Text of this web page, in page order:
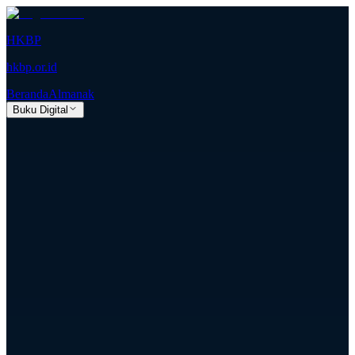
HKBP
hkbp.or.id
BerandaAlmanak
Buku Digital